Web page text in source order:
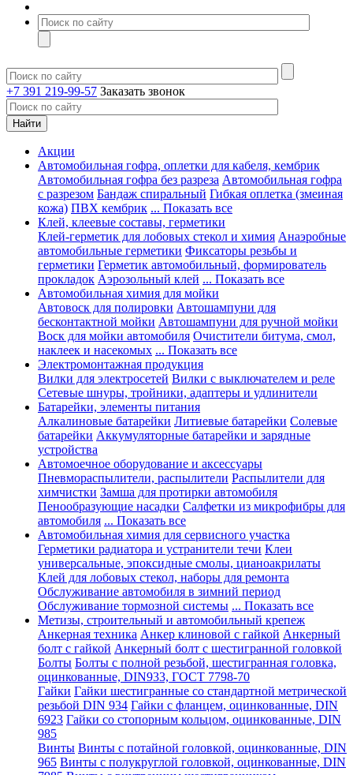
+7 391 219-99-57 Заказать звонок
Акции
Автомобильная гофра, оплетки для кабеля, кембрик
Автомобильная гофра без разреза Автомобильная гофра
с разрезом Бандаж спиральный Гибкая оплетка (змеиная
кожа) ПВХ кембрик ... Показать все
Клей, клеевые составы, герметики
Клей-герметик для лобовых стекол и химия Анаэробные
автомобильные герметики Фиксаторы резьбы и
герметики Герметик автомобильный, формирователь
прокладок Аэрозольный клей ... Показать все
Автомобильная химия для мойки
Автовоск для полировки Автошампуни для
бесконтактной мойки Автошампуни для ручной мойки
Воск для мойки автомобиля Очистители битума, смол,
наклеек и насекомых ... Показать все
Электромонтажная продукция
Вилки для электросетей Вилки с выключателем и реле
Сетевые шнуры, тройники, адаптеры и удлинители
Батарейки, элементы питания
Алкалиновые батарейки Литиевые батарейки Солевые
батарейки Аккумуляторные батарейки и зарядные
устройства
Автомоечное оборудование и аксессуары
Пневмораспылители, распылители Распылители для
химчистки Замша для протирки автомобиля
Пенообразующие насадки Салфетки из микрофибры для
автомобиля ... Показать все
Автомобильная химия для сервисного участка
Герметики радиатора и устранители течи Клеи
универсальные, эпоксидные смолы, цианоакрилаты
Клей для лобовых стекол, наборы для ремонта
Обслуживание автомобиля в зимний период
Обслуживание тормозной системы ... Показать все
Метизы, строительный и автомобильный крепеж
Анкерная техника Анкер клиновой с гайкой Анкерный
болт с гайкой Анкерный болт с шестигранной головкой
Болты Болты с полной резьбой, шестигранная головка,
оцинкованные, DIN933, ГОСТ 7798-70
Гайки Гайки шестигранные со стандартной метрической
резьбой DIN 934 Гайки с фланцем, оцинкованные, DIN
6923 Гайки со стопорным кольцом, оцинкованные, DIN
985
Винты Винты с потайной головкой, оцинкованные, DIN
965 Винты с полукруглой головкой, оцинкованные, DIN